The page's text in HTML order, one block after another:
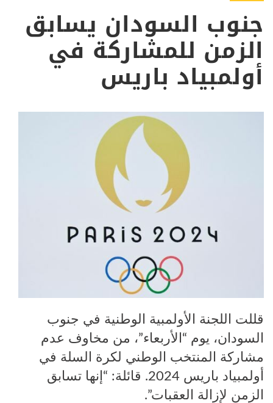
جنوب السودان يسابق
الزمن للمشاركة في
أولمبياد باريس
قللت اللجنة الأولمبية الوطنية في جنوب
السودان، يوم “الأربعاء”، من مخاوف عدم
مشاركة المنتخب الوطني لكرة السلة في
أولمبياد باريس 2024. قائلة: “إنها تسابق
الزمن لإزالة العقبات”.